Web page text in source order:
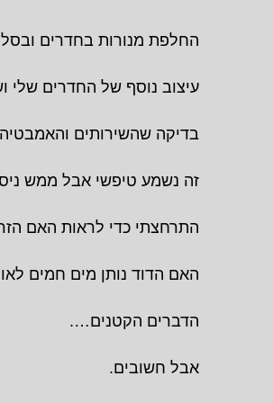
החלפת מנורות בחדרים
עיצוב נוסף של החדרים שלי
בדיקה שהשירותים
זה נשמע טיפשי אבל ממש
התרחצתי כדי לראות האם
האם הדוד נותן מים חמים
הדברים הקטנים….
אבל חשובים.